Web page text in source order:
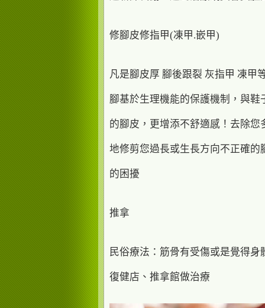
修腳皮修指甲(凍甲.嵌甲)
凡是腳皮厚 腳後跟裂 灰指甲 凍甲
腳基於生理機能的保護機制，與鞋
的腳皮，更增添不舒適感！去除您
地修剪您過長或生長方向不正確的
的困擾
推拿
民俗療法：筋骨有受傷或是覺得身
復健店、推拿館做治療